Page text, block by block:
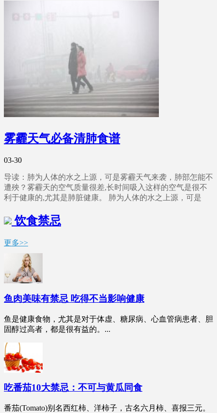
雾霾天气必备清肺食谱
03-30
导读：肺为人体的水之上源，可是雾霾天气来袭，肺部怎能不
遭殃？雾霾天的空气质量很差,长时间吸入这样的空气是很不
利于健康的,尤其是肺脏健康。 肺为人体的水之上源，可是
饮食禁忌
更多>>
鱼肉美味有禁忌 吃得不当影响健康
鱼是健康食物，尤其是对于体虚、糖尿病、心血管病患者、胆
固醇过高者，都是很有益的。...
吃番茄10大禁忌：不可与黄瓜同食
番茄(Tomato)别名西红柿、洋柿子，古名六月柿、喜报三元。